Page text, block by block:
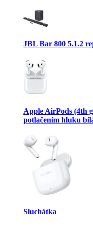
JBL Bar 800 5.1.2
Apple AirPods (4th
potlačením hluku
Sluchátka